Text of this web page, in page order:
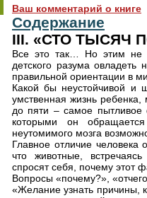
Ваш комментарий о книге
Содержание
III. «СТО ТЫСЯЧ
Все это так… Но этим не
детского разума
правильной ориентации в
Какой бы неустойчивой и
умственная жизнь
до пяти – самое пытливое
которыми он
неутомимого мозга
Главное отличие человека
что животные,
спросят себя, почему этот
Вопросы «почему?»,
«Желание узнать причины,